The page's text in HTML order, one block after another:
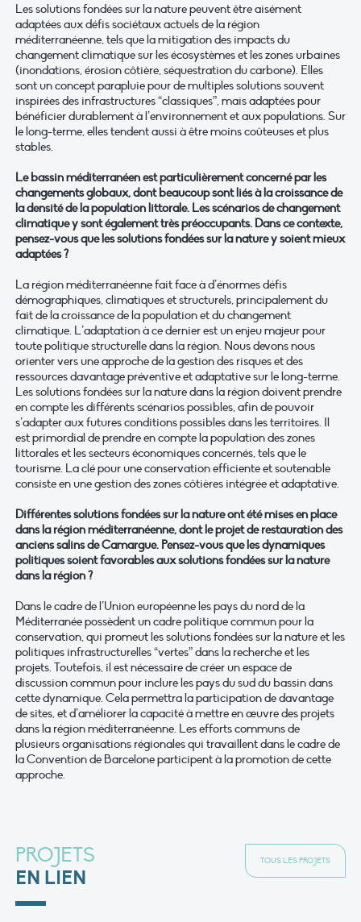
Les solutions fondées sur la nature peuvent être aisément
adaptées aux défis sociétaux actuels de la région
méditerranéenne, tels que la mitigation des impacts du
changement climatique sur les écosystèmes et les zones urbaines
(inondations, érosion côtière, séquestration du carbone). Elles
sont un concept parapluie pour de multiples solutions souvent
inspirées des infrastructures “classiques”, mais adaptées pour
bénéficier durablement à l’environnement et aux populations. Sur
le long-terme, elles tendent aussi à être moins coûteuses et plus
stables.
Le bassin méditerranéen est particulièrement concerné par les
changements globaux, dont beaucoup sont liés à la croissance de
la densité de la population littorale. Les scénarios de changement
climatique y sont également très préoccupants. Dans ce contexte,
pensez-vous que les solutions fondées sur la nature y soient mieux
adaptées ?
La région méditerranéenne fait face à d’énormes défis
démographiques, climatiques et structurels, principalement du
fait de la croissance de la population et du changement
climatique. L’adaptation à ce dernier est un enjeu majeur pour
toute politique structurelle dans la région. Nous devons nous
orienter vers une approche de la gestion des risques et des
ressources davantage préventive et adaptative sur le long-terme.
Les solutions fondées sur la nature dans la région doivent prendre
en compte les différents scénarios possibles, afin de pouvoir
s’adapter aux futures conditions possibles dans les territoires. Il
est primordial de prendre en compte la population des zones
littorales et les secteurs économiques concernés, tels que le
tourisme. La clé pour une conservation efficiente et soutenable
consiste en une gestion des zones côtières intégrée et adaptative.
Différentes solutions fondées sur la nature ont été mises en place
dans la région méditerranéenne, dont le projet de restauration des
anciens salins de Camargue. Pensez-vous que les dynamiques
politiques soient favorables aux solutions fondées sur la nature
dans la région ?
Dans le cadre de l’Union européenne les pays du nord de la
Méditerranée possèdent un cadre politique commun pour la
conservation, qui promeut les solutions fondées sur la nature et les
politiques infrastructurelles “vertes” dans la recherche et les
projets. Toutefois, il est nécessaire de créer un espace de
discussion commun pour inclure les pays du sud du bassin dans
cette dynamique. Cela permettra la participation de davantage
de sites, et d’améliorer la capacité à mettre en œuvre des projets
dans la région méditerranéenne. Les efforts communs de
plusieurs organisations régionales qui travaillent dans le cadre de
la Convention de Barcelone participent à la promotion de cette
approche.
PROJETS
EN LIEN
TOUS LES PROJETS